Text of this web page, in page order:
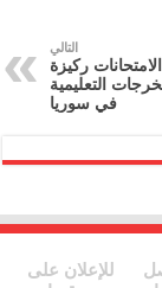
التالي
ركيزة
التعليمية
في سوريا
للإعلان على